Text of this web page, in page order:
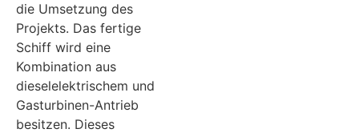
die Umsetzung des
Projekts. Das fertige
Schiff wird eine
Kombination aus
dieselelektrischem und
Gasturbinen-Antrieb
besitzen. Dieses